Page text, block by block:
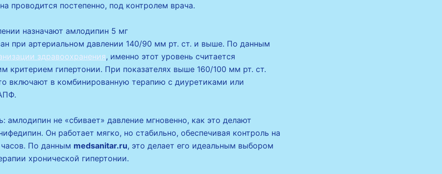
проводится постепенно, под контролем врача.
назначают амлодипин 5 мг
при артериальном давлении 140/90 мм рт. ст. и выше. По данным
здравоохранения, именно этот уровень считается
критерием гипертонии. При показателях выше 160/100 мм рт. ст.
включают в комбинированную терапию с диуретиками или
амлодипин не «сбивает» давление мгновенно, как это делают
Он работает мягко, но стабильно, обеспечивая контроль на
По данным medsanitar.ru, это делает его идеальным выбором
хронической гипертонии.